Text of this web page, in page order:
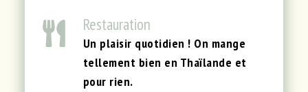
Restauration
Un plaisir quotidien ! On mange
tellement bien en Thaïlande et
pour rien.